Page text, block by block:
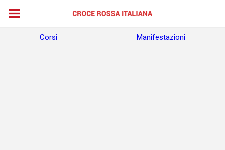
Corsi Manifestazioni